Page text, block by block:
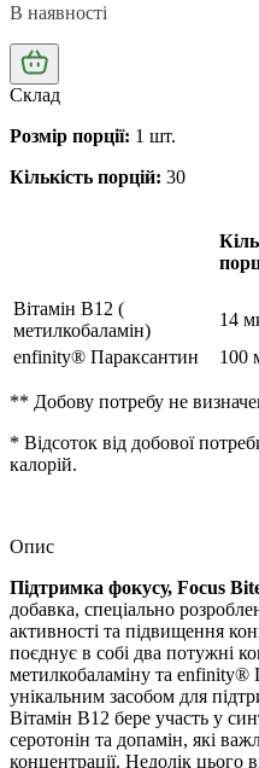
В наявності
Склад
Розмір порції: 1 шт.
Кількість порцій: 30
Вітамін B12 (
метилкобаламін)
14
enfinity® Параксантин
100
** Добову потребу не
* Відсоток від добової
калорій.
Опис
Підтримка фокусу, Focus
добавка, спеціально
активності та підвищення
поєднує в собі два потужні
метилкобаламіну та enfinity®
унікальним засобом для
Вітамін B12 бере участь у
серотонін та допамін, які
концентрації. Недолік цього